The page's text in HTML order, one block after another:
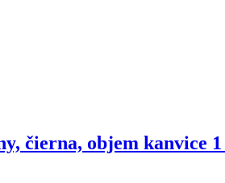
čierna, objem kanvice 1